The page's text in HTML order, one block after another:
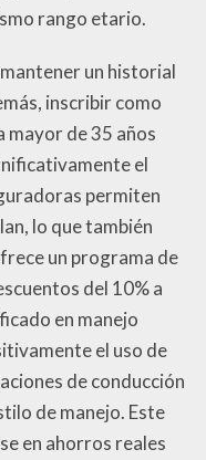
rango etario.
un historial
inscribir como
mayor de 35 años
el
permiten
lo que también
un programa de
del 10% a
en manejo
el uso de
de conducción
de manejo. Este
en ahorros reales